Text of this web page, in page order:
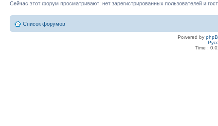
Сейчас этот форум просматривают: нет зарегистрированных пользователей и
Список форумов
Powered by
Time :